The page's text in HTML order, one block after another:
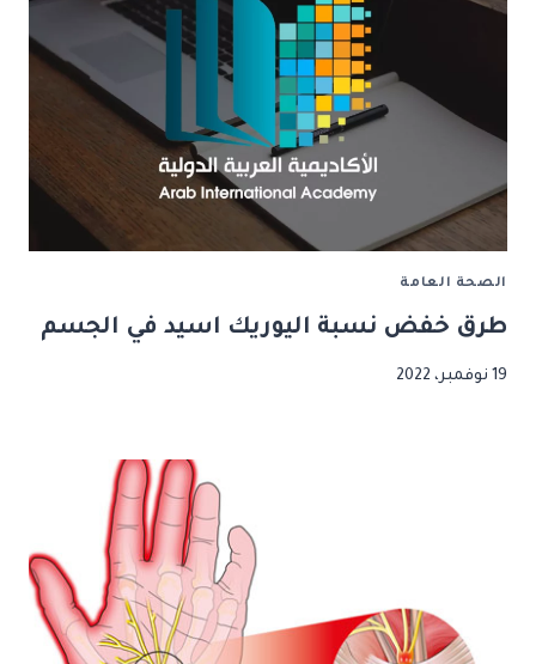
الصحة العامة
طرق خفض نسبة اليوريك اسيد في الجسم
19 نوفمبر، 2022